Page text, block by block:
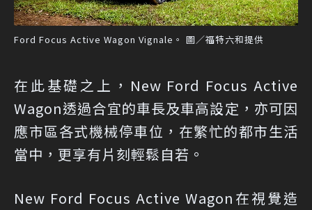
Ford Focus Active Wagon Vignale。 圖／福特六和提供
在此基礎之上，New Ford Focus Active
Wagon透過合宜的車長及車高設定，亦可因
應市區各式機械停車位，在繁忙的都市生活
當中，更享有片刻輕鬆自若。
New Ford Focus Active Wagon在視覺造